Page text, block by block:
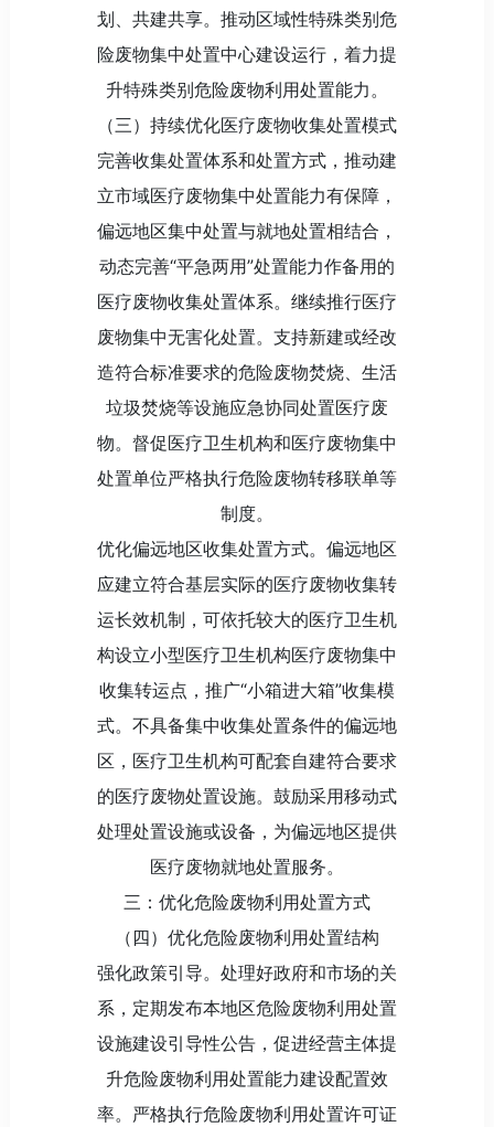
划、共建共享。推动区域性特殊类别危
险废物集中处置中心建设运行，着力提
升特殊类别危险废物利用处置能力。
（三）持续优化医疗废物收集处置模式
完善收集处置体系和处置方式，推动建
立市域医疗废物集中处置能力有保障，
偏远地区集中处置与就地处置相结合，
动态完善“平急两用”处置能力作备用的
医疗废物收集处置体系。继续推行医疗
废物集中无害化处置。支持新建或经改
造符合标准要求的危险废物焚烧、生活
垃圾焚烧等设施应急协同处置医疗废
物。督促医疗卫生机构和医疗废物集中
处置单位严格执行危险废物转移联单等
制度。
优化偏远地区收集处置方式。偏远地区
应建立符合基层实际的医疗废物收集转
运长效机制，可依托较大的医疗卫生机
构设立小型医疗卫生机构医疗废物集中
收集转运点，推广“小箱进大箱”收集模
式。不具备集中收集处置条件的偏远地
区，医疗卫生机构可配套自建符合要求
的医疗废物处置设施。鼓励采用移动式
处理处置设施或设备，为偏远地区提供
医疗废物就地处置服务。
三：优化危险废物利用处置方式
（四）优化危险废物利用处置结构
强化政策引导。处理好政府和市场的关
系，定期发布本地区危险废物利用处置
设施建设引导性公告，促进经营主体提
升危险废物利用处置能力建设配置效
率。严格执行危险废物利用处置许可证